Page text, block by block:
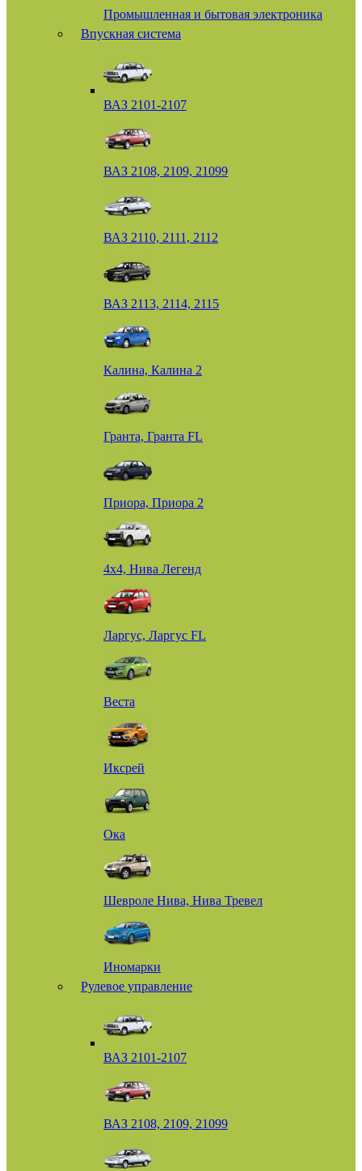
Промышленная и бытовая электроника
Впускная система
ВАЗ 2101-2107
ВАЗ 2108, 2109, 21099
ВАЗ 2110, 2111, 2112
ВАЗ 2113, 2114, 2115
Калина, Калина 2
Гранта, Гранта FL
Приора, Приора 2
4х4, Нива Легенд
Ларгус, Ларгус FL
Веста
Иксрей
Ока
Шевроле Нива, Нива Тревел
Иномарки
Рулевое управление
ВАЗ 2101-2107
ВАЗ 2108, 2109, 21099